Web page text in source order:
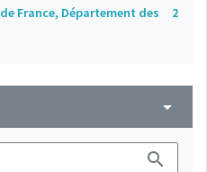
France, Département des
2
arrow_drop_down
search